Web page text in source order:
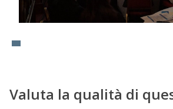
Valuta la qualità di